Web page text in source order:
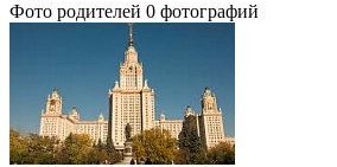
Фото родителей 0 фотографий